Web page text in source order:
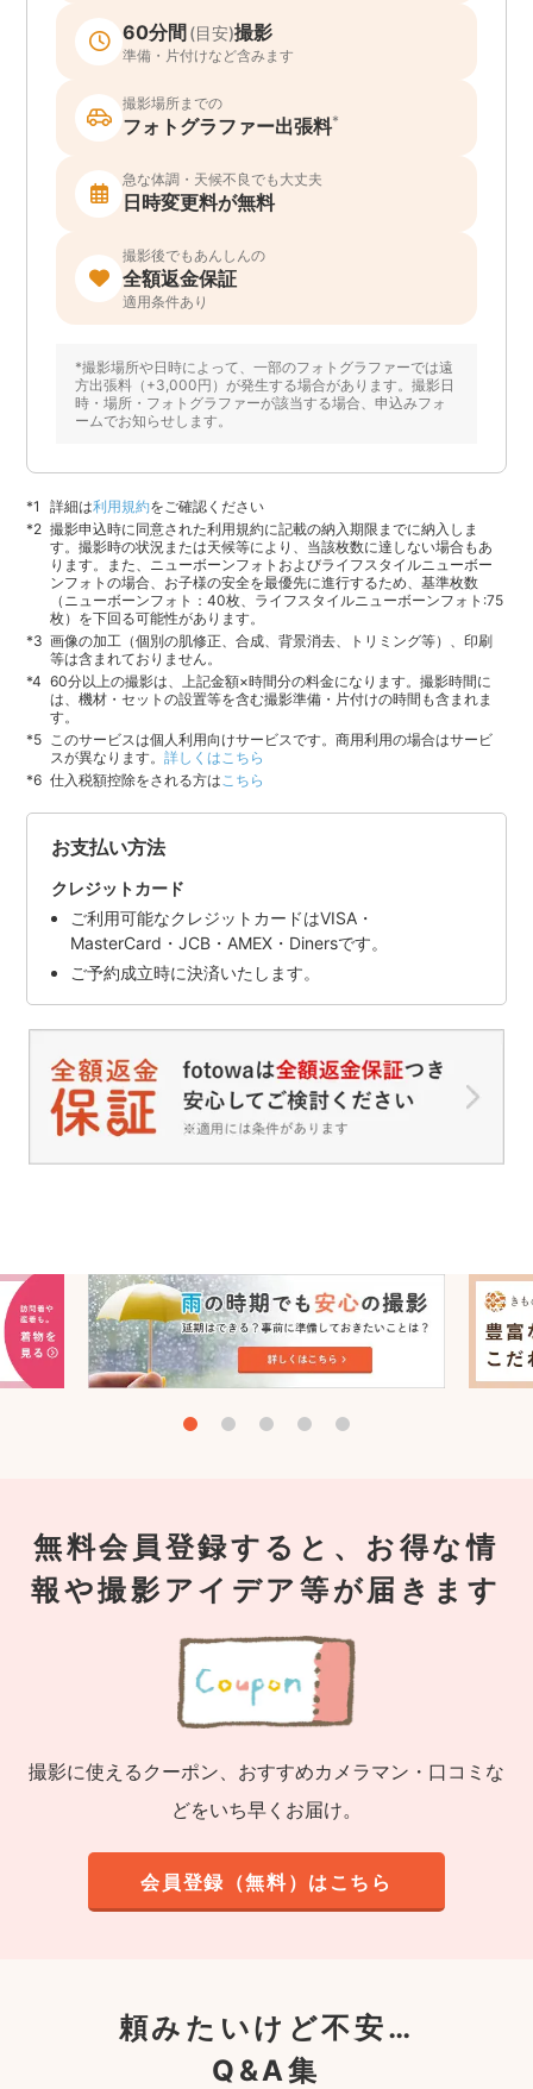
60分間 (目安)撮影
準備・片付けなど含みます
撮影場所までの
フォトグラファー出張料*
急な体調・天候不良でも大丈夫
日時変更料が無料
撮影後でもあんしんの
全額返金保証
適用条件あり
*撮影場所や日時によって、一部のフォトグラファーでは遠
方出張料（+3,000円）が発生する場合があります。撮影日
時・場所・フォトグラファーが該当する場合、申込みフォ
ームでお知らせします。
詳細は利用規約をご確認ください
撮影申込時に同意された利用規約に記載の納入期限までに納入しま
す。撮影時の状況または天候等により、当該枚数に達しない場合もあ
ります。また、ニューボーンフォトおよびライフスタイルニューボー
ンフォトの場合、お子様の安全を最優先に進行するため、基準枚数
（ニューボーンフォト：40枚、ライフスタイルニューボーンフォト:75
枚）を下回る可能性があります。
画像の加工（個別の肌修正、合成、背景消去、トリミング等）、印刷
等は含まれておりません。
60分以上の撮影は、上記金額×時間分の料金になります。撮影時間に
は、機材・セットの設置等を含む撮影準備・片付けの時間も含まれま
す。
このサービスは個人利用向けサービスです。商用利用の場合はサービ
スが異なります。詳しくはこちら
仕入税額控除をされる方は こちら
お支払い方法
クレジットカード
ご利用可能なクレジットカードはVISA・
MasterCard・JCB・AMEX・Dinersです。
ご予約成立時に決済いたします。
無料会員登録すると、お得な情
報や撮影アイデア等が届きます
撮影に使えるクーポン、おすすめカメラマン・口コミな
どをいち早くお届け。
会員登録（無料）はこちら
頼みたいけど不安…
Q&A集